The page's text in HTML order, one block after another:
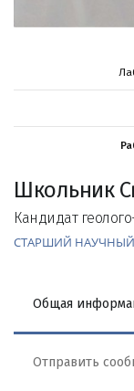
Школьник
Кандидат
СТАРШИЙ
Общая
Отправить